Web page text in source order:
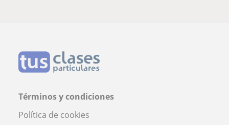
Términos y condiciones
Política de cookies